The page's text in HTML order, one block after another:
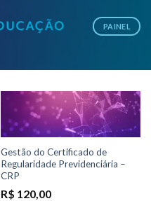
PAINEL
Gestão do Certificado de
Regularidade Previdenciária –
CRP
R$ 120,00